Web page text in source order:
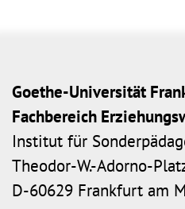
Goethe-Universität
Fachbereich
Institut für
Theodor-W.-Adorno-
D-60629 Frankfurt am